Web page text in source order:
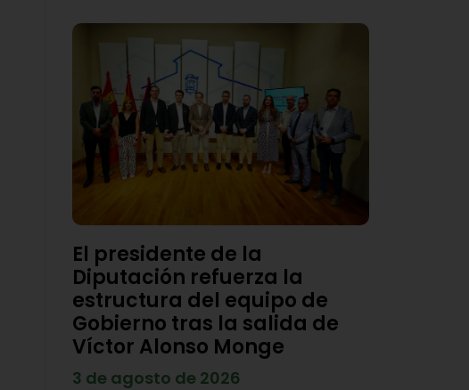
El presidente de la
Diputación refuerza la
estructura del equipo de
Gobierno tras la salida de
Víctor Alonso Monge
3 de agosto de 2026